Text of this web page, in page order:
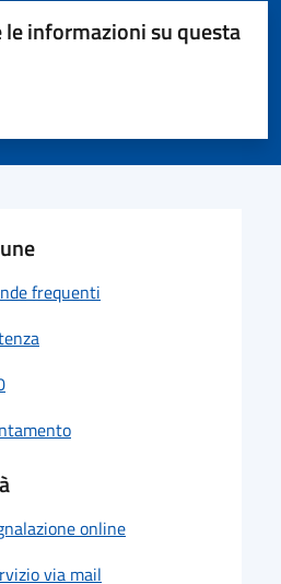
informazioni su questa
su 5
su 5
5
frequenti
online
via mail